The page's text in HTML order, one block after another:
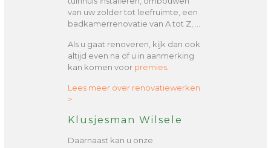
van uw zolder tot leefruimte, een
badkamerrenovatie van A tot Z, …
Als u gaat renoveren, kijk dan ook
altijd even na of u in aanmerking
kan komen voor premies.
Lees meer over renovatiewerken
>
Klusjesman Wilsele
Daarnaast kan u onze